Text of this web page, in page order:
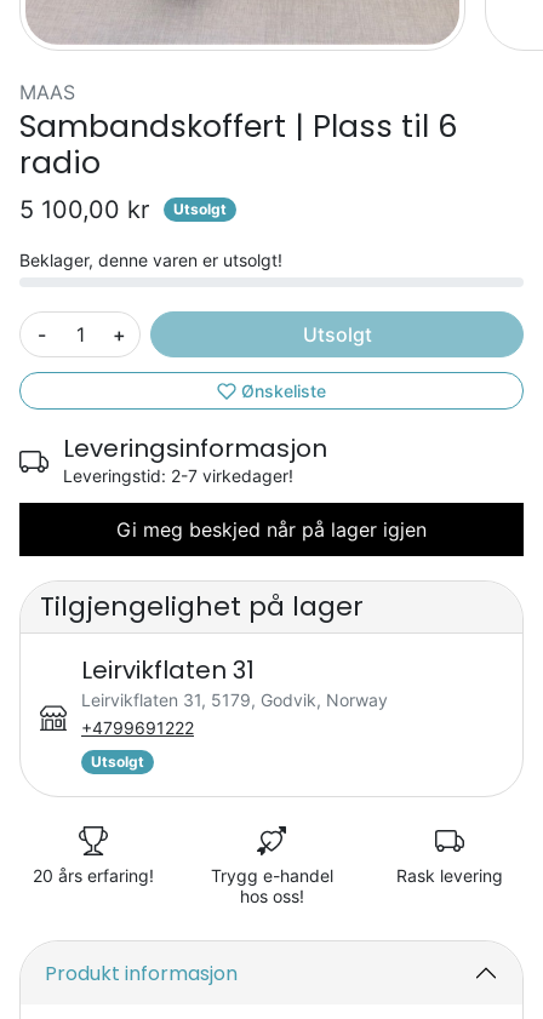
MAAS
Sambandskoffert | Plass til 6
radio
5 100,00 kr Utsolgt
Beklager, denne varen er utsolgt!
- + Utsolgt
Ønskeliste
Leveringsinformasjon
Leveringstid: 2-7 virkedager!
Gi meg beskjed når på lager igjen
Tilgjengelighet på lager
Leirvikflaten 31
Leirvikflaten 31, 5179, Godvik, Norway
+4799691222
Utsolgt
20 års erfaring!
Trygg e-handel
hos oss!
Rask levering
Produkt informasjon